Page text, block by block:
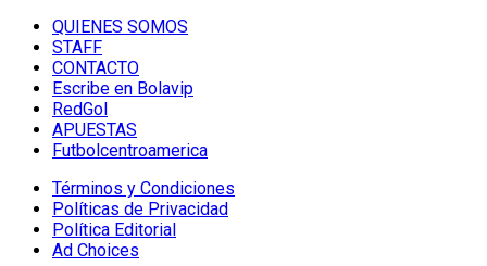
QUIENES SOMOS
STAFF
CONTACTO
Escribe en Bolavip
RedGol
APUESTAS
Futbolcentroamerica
Términos y Condiciones
Políticas de Privacidad
Política Editorial
Ad Choices